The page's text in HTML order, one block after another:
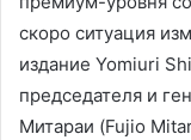
скоро ситуация
издание Yomiuri
председателя и
Митараи (Fujio